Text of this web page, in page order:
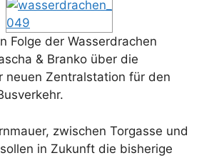
Folge der Wasserdrachen
& Branko über die
neuen Zentralstation für den
zwischen Torgasse und
in Zukunft die bisherige